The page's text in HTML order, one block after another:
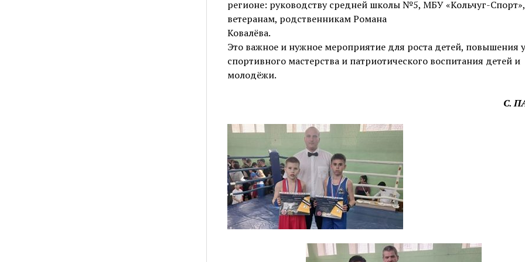
регионе: руководству средней школы №5, МБУ «Кольчуг-Спорт»,
ветеранам, родственникам Романа
Ковалёва.
Это важное и нужное мероприятие для роста детей, повышения
спортивного мастерства и патриотического воспитания детей и
молодёжи.
С.